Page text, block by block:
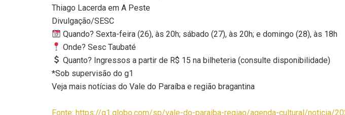
Thiago Lacerda em A Peste
Divulgação/SESC
Quando? Sexta-feira (26), às 20h; sábado (27), às 20h; e domingo (28), às 18h
Onde? Sesc Taubaté
Quanto? Ingressos a partir de R$ 15 na bilheteria (consulte disponibilidade)
*Sob supervisão do g1
Veja mais notícias do Vale do Paraíba e região bragantina
Fonte: https://g1.globo.com/sp/vale-do-paraiba-regiao/agenda-cultural/